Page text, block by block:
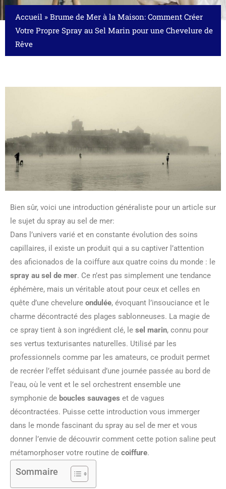
Accueil » Brume de Mer à la Maison: Comment Créer
Votre Propre Spray au Sel Marin pour une Chevelure de
Rêve
Bien sûr, voici une introduction généraliste pour un article sur
le sujet du spray au sel de mer:
Dans l’univers varié et en constante évolution des soins
capillaires, il existe un produit qui a su captiver l’attention
des aficionados de la coiffure aux quatre coins du monde : le
spray au sel de mer. Ce n’est pas simplement une tendance
éphémère, mais un véritable atout pour ceux et celles en
quête d’une chevelure ondulée, évoquant l’insouciance et le
charme décontracté des plages sablonneuses. La magie de
ce spray tient à son ingrédient clé, le sel marin, connu pour
ses vertus texturisantes naturelles. Utilisé par les
professionnels comme par les amateurs, ce produit permet
de recréer l’effet séduisant d’une journée passée au bord de
l’eau, où le vent et le sel orchestrent ensemble une
symphonie de boucles sauvages et de vagues
décontractées. Puisse cette introduction vous immerger
dans le monde fascinant du spray au sel de mer et vous
donner l’envie de découvrir comment cette potion saline peut
métamorphoser votre routine de coiffure.
Sommaire